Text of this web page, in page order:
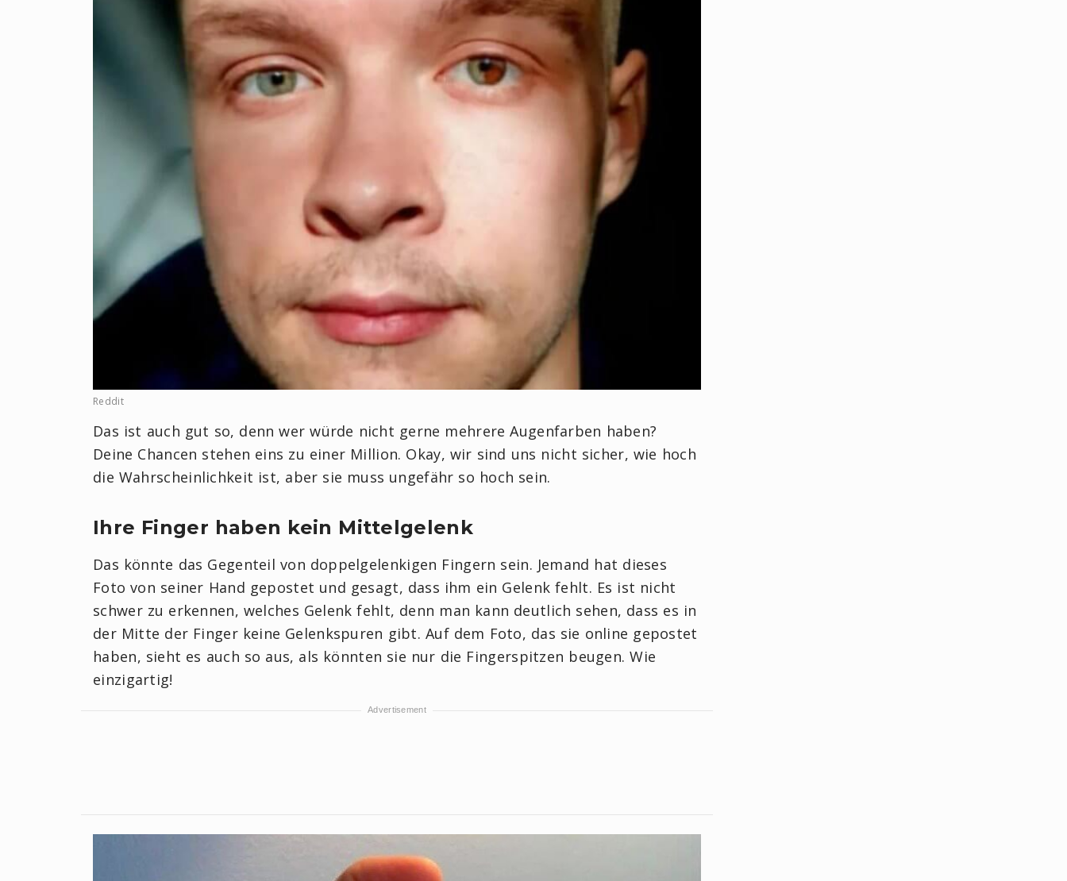
Reddit
Das ist auch gut so, denn wer würde nicht gerne mehrere Augenfarben haben?
Deine Chancen stehen eins zu einer Million. Okay, wir sind uns nicht sicher, wie hoch
die Wahrscheinlichkeit ist, aber sie muss ungefähr so hoch sein.
Ihre Finger haben kein Mittelgelenk
Das könnte das Gegenteil von doppelgelenkigen Fingern sein. Jemand hat dieses
Foto von seiner Hand gepostet und gesagt, dass ihm ein Gelenk fehlt. Es ist nicht
schwer zu erkennen, welches Gelenk fehlt, denn man kann deutlich sehen, dass es in
der Mitte der Finger keine Gelenkspuren gibt. Auf dem Foto, das sie online gepostet
haben, sieht es auch so aus, als könnten sie nur die Fingerspitzen beugen. Wie
einzigartig!